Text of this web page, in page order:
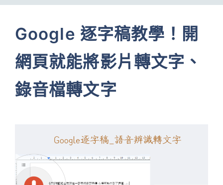
Google 逐字稿教學！開
網頁就能將影片轉文字、
錄音檔轉文字